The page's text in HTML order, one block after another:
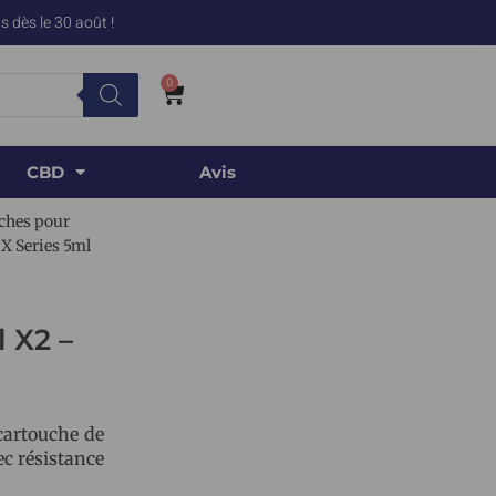
dès le 30 août !
0
CBD Avis
pour
Series 5ml
–
de
résistance